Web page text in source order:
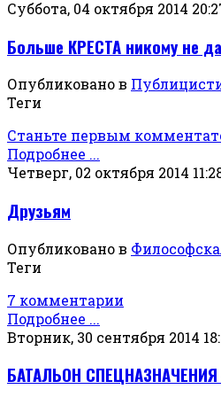
Суббота, 04 октября 2014
Больше КРЕСТА никому не
Опубликовано в
Теги
Станьте первым
Подробнее ...
Четверг, 02 октября 2014
Друзьям
Опубликовано в
Теги
7 комментарии
Подробнее ...
Вторник, 30 сентября 2014
БАТАЛЬОН СПЕЦНАЗНАЧЕНИЯ